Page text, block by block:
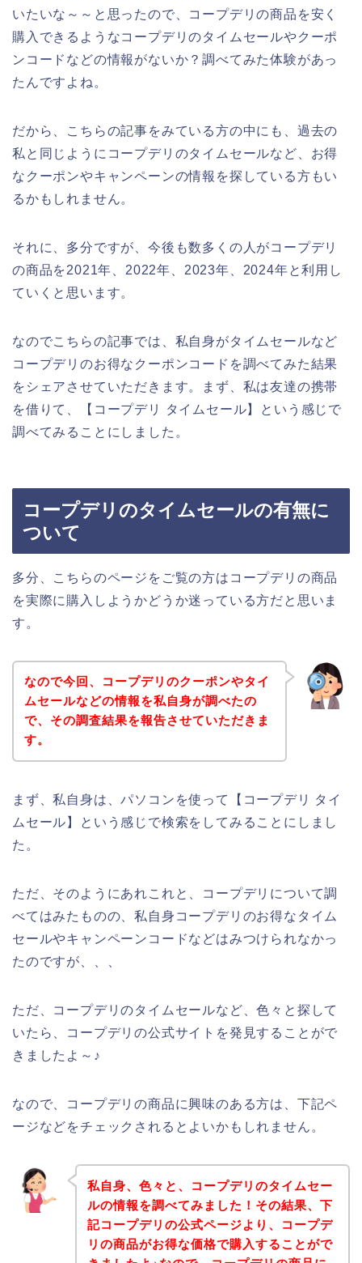
いたいな～～と思ったので、コープデリの商品を安く
購入できるようなコープデリのタイムセールやクーポ
ンコードなどの情報がないか？調べてみた体験があっ
たんですよね。
だから、こちらの記事をみている方の中にも、過去の
私と同じようにコープデリのタイムセールなど、お得
なクーポンやキャンペーンの情報を探している方もい
るかもしれません。
それに、多分ですが、今後も数多くの人がコープデリ
の商品を2021年、2022年、2023年、2024年と利用し
ていくと思います。
なのでこちらの記事では、私自身がタイムセールなど
コープデリのお得なクーポンコードを調べてみた結果
をシェアさせていただきます。まず、私は友達の携帯
を借りて、【コープデリ タイムセール】という感じで
調べてみることにしました。
コープデリのタイムセールの有無に
ついて
多分、こちらのページをご覧の方はコープデリの商品
を実際に購入しようかどうか迷っている方だと思いま
す。
なので今回、コープデリのクーポンやタイ
ムセールなどの情報を私自身が調べたの
で、その調査結果を報告させていただきま
す。
まず、私自身は、パソコンを使って【コープデリ タイ
ムセール】という感じで検索をしてみることにしまし
た。
ただ、そのようにあれこれと、コープデリについて調
べてはみたものの、私自身コープデリのお得なタイム
セールやキャンペーンコードなどはみつけられなかっ
たのですが、、、
ただ、コープデリのタイムセールなど、色々と探して
いたら、コープデリの公式サイトを発見することがで
きましたよ～♪
なので、コープデリの商品に興味のある方は、下記ペ
ージなどをチェックされるとよいかもしれません。
私自身、色々と、コープデリのタイムセー
ルの情報を調べてみました！その結果、下
記コープデリの公式ページより、コープデ
リの商品がお得な価格で購入することがで